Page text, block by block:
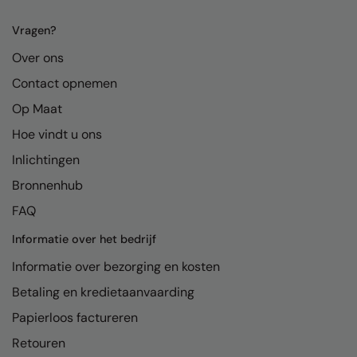
Kariban Proact
KiMood
Larkwood
Maddins
Madeira
MagiCut
Marketing Hub
New Morning Studios
Vragen?
Over ons
Contact opnemen
Op Maat
Hoe vindt u ons
Inlichtingen
Bronnenhub
FAQ
Informatie over het bedrijf
Informatie over bezorging en kosten
Betaling en kredietaanvaarding
Papierloos factureren
Retouren